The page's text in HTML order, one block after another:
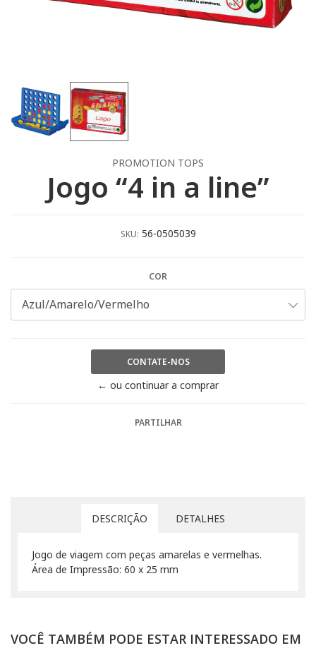
PROMOTION TOPS
Jogo “4 in a line”
SKU: 56-0505039
COR
CONTATE-NOS
← ou continuar a comprar
PARTILHAR
DESCRIÇÃO DETALHES
Jogo de viagem com peças amarelas e vermelhas.
Área de Impressão: 60 x 25 mm
VOCÊ TAMBÉM PODE ESTAR INTERESSADO EM